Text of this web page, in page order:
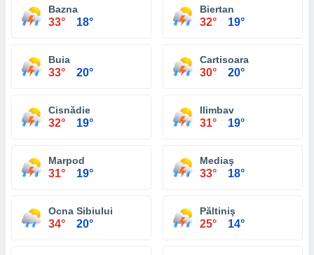
Bazna
33° 18°
Biertan
32° 19°
Buia
33° 20°
Cartisoara
30° 20°
Cisnădie
32° 19°
Ilimbav
31° 19°
Marpod
31° 19°
Mediaş
33° 18°
Ocna Sibiului
34° 20°
Păltiniş
25° 14°